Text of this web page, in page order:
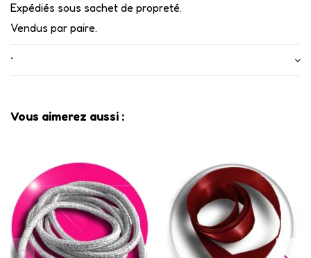
Expédiés sous sachet de propreté.
Vendus par paire.
•
Vous aimerez aussi :